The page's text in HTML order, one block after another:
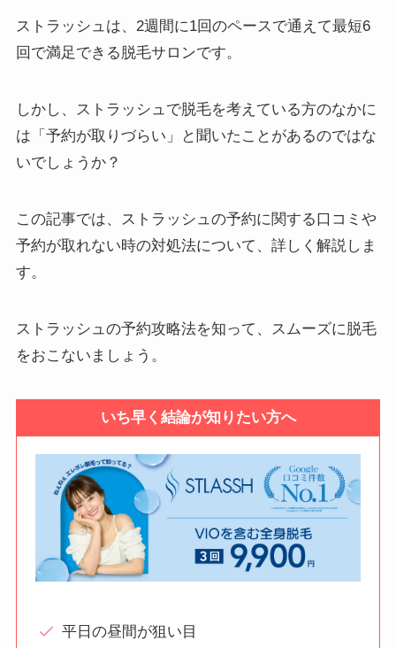
ストラッシュは、2週間に1回のペースで通えて最短6
回で満足できる脱毛サロンです。
しかし、ストラッシュで脱毛を考えている方のなかに
は「予約が取りづらい」と聞いたことがあるのではな
いでしょうか？
この記事では、ストラッシュの予約に関する口コミや
予約が取れない時の対処法について、詳しく解説しま
す。
ストラッシュの予約攻略法を知って、スムーズに脱毛
をおこないましょう。
いち早く結論が知りたい方へ
平日の昼間が狙い目